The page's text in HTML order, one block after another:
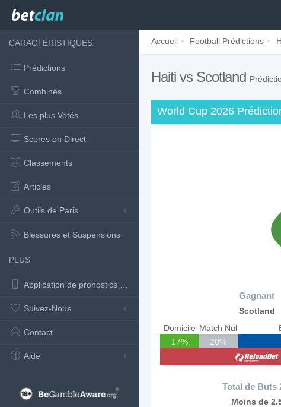
CARACTÉRISTIQUES
Prédictions
Combinés
Les plus Votés
Scores en Direct
Classements
Articles
Outils de Paris
Blessures et Suspensions
PLUS
Application de pronostics de football
Suivez-Nous
Contact
Aide
Accueil Football Prédictions
Haiti vs Scotland
World Cup 2026
Gagnant
Scotland
Domicile
17%
Match Nul
20%
Total de Buts
Moins de